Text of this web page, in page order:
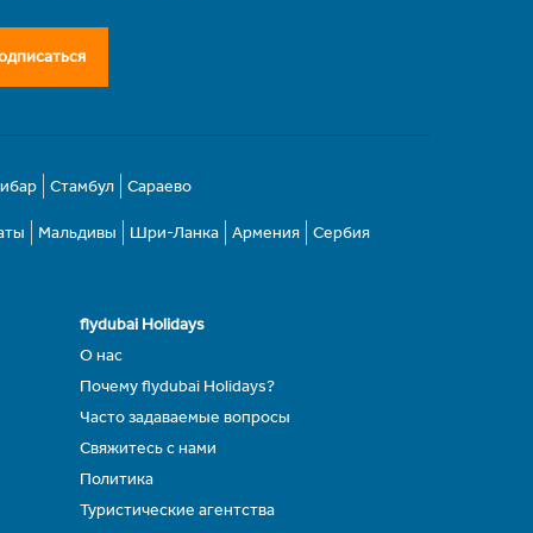
Стамбул Сараево
Мальдивы Шри-Ланка Армения Сербия
flydubai Holidays
О нас
Почему flydubai Holidays?
Часто задаваемые вопросы
Свяжитесь с нами
Политика
Туристические агентства